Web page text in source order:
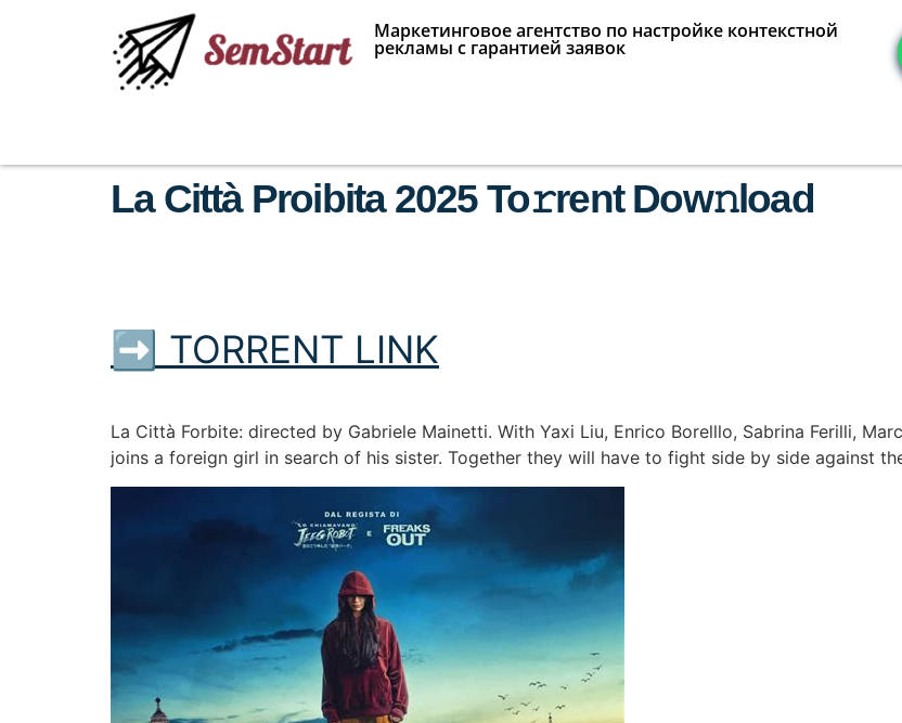
Маркетинговое агентство по настройке контекстной
рекламы с гарантией заявок
La Città Proibita 2025 To𝚛rent Dow𝚗load
➡ TORRENT LINK
La Città Forbite: directed by Gabriele Mainetti. With Yaxi Liu, Enrico Borelllo, Sabrina Ferilli,
joins a foreign girl in search of his sister. Together they will have to fight side by side against